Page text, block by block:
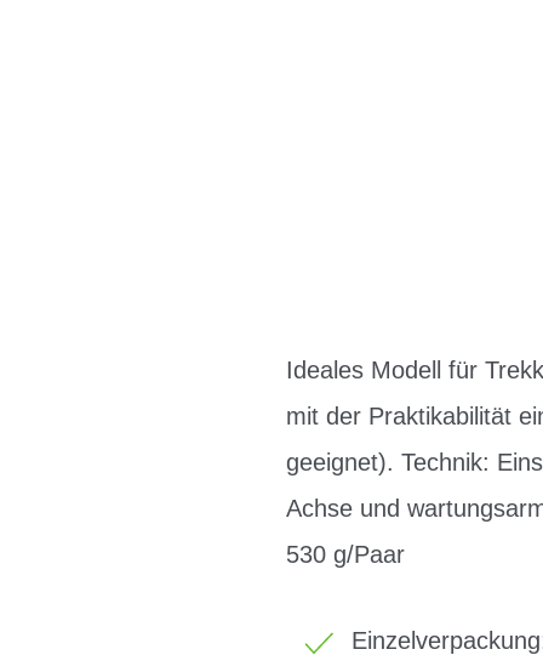
Ideales Modell für
mit der Praktikabilität
geeignet). Technik:
Achse und
530 g/Paar